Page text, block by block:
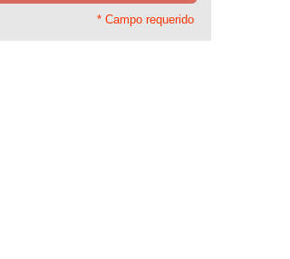
* Campo requerido